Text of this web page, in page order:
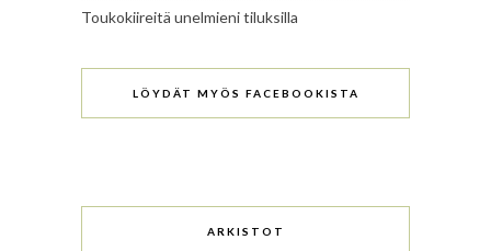
Toukokiireitä unelmieni tiluksilla
LÖYDÄT MYÖS FACEBOOKISTA
ARKISTOT